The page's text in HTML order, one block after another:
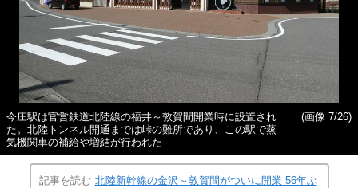
今庄駅は官営鉄道北陸線の福井～敦賀間開業時に設置され
た。北陸トンネル開通までは峠の難所であり、この駅で蒸
気機関車の補給や増結が行われた
(画像 7/26)
記事を読む 北陸新幹線の金沢～敦賀間がついに開業 56年ぶ